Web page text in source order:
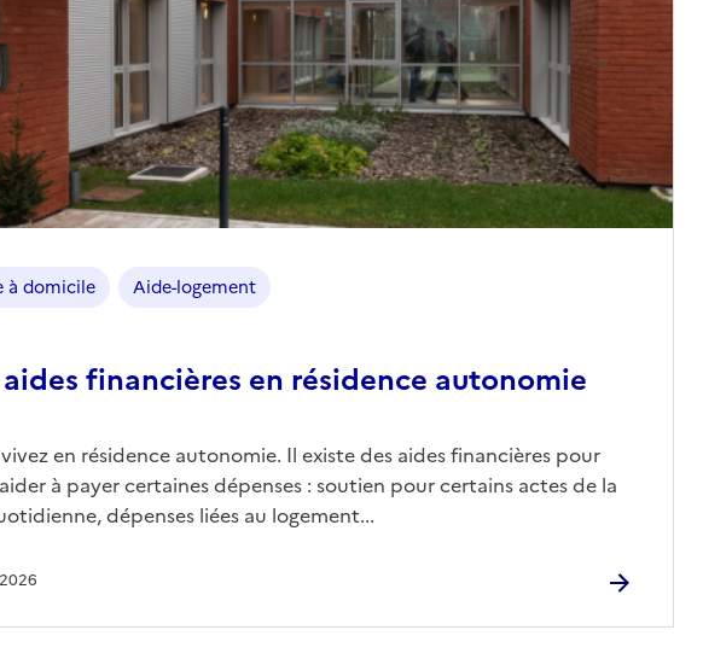
aides financières en résidence autonomie
à domicile Aide-logement
en résidence autonomie. Il existe des aides financières pour
à payer certaines dépenses : soutien pour certains actes de la
dépenses liées au logement...